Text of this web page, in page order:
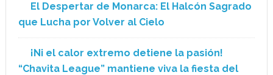
El Despertar de Monarca: El Halcón Sagrado
que Lucha por Volver al Cielo
¡Ni el calor extremo detiene la pasión!
“Chavita League” mantiene viva la fiesta del